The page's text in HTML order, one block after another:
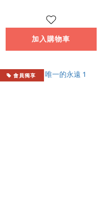
加入購物車
會員獨享